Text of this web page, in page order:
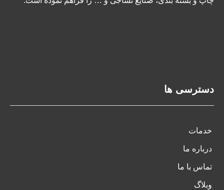
دسترسی ها
خدمات
درباره ما
تماس با ما
وبلاگ